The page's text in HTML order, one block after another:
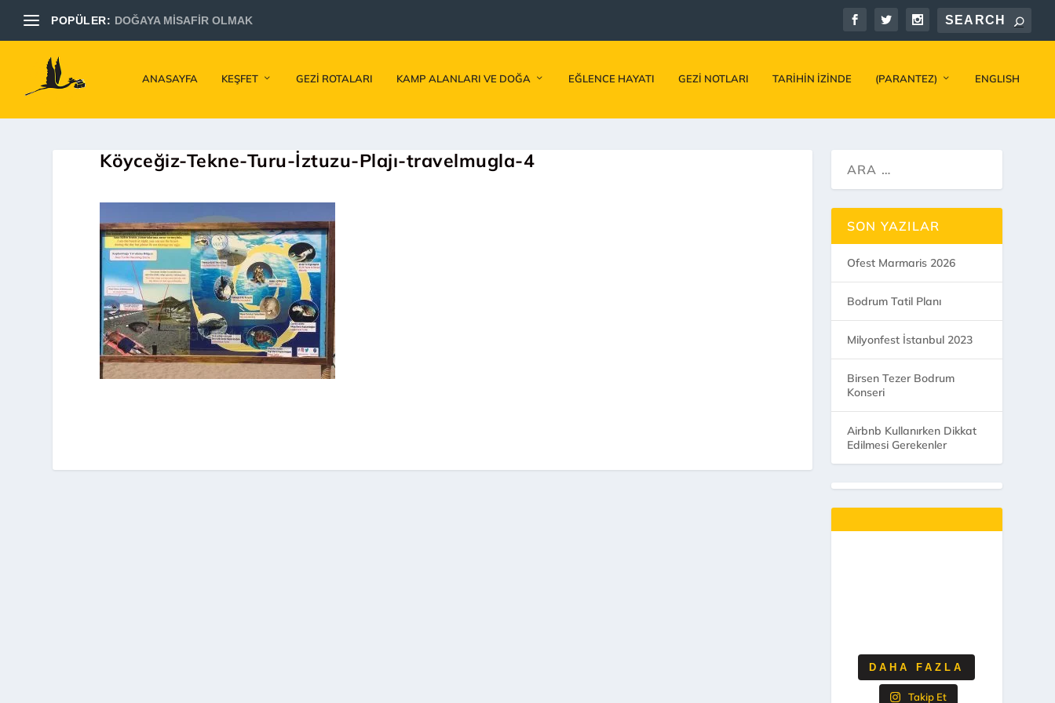
POPÜLER: DOĞAYA MİSAFİR OLMAK
ANASAYFA KEŞFET GEZI ROTALARI KAMP ALANLARI VE DOĞA EĞLENCE HAYATI GEZI NOTLARI TARIHIN İZINDE (PARANTEZ) ENGLISH
Köyceğiz-Tekne-Turu-İztuzu-Plajı-travelmugla-4
SON YAZILAR
Ofest Marmaris 2026
Bodrum Tatil Planı
Milyonfest İstanbul 2023
Birsen Tezer Bodrum
Konseri
Airbnb Kullanırken Dikkat
Edilmesi Gerekenler
DAHA FAZLA
Takip Et